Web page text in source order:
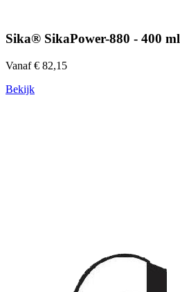
Sika® SikaPower-880 - 400 ml
Vanaf € 82,15
Bekijk